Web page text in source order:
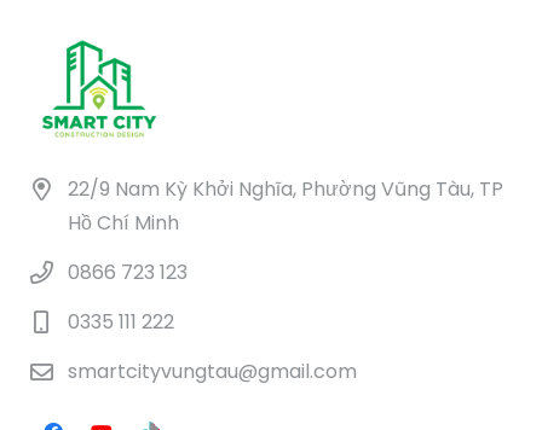
22/9 Nam Kỳ Khởi Nghĩa, Phường Vũng Tàu, TP
Hồ Chí Minh
0866 723 123
0335 111 222
smartcityvungtau@gmail.com